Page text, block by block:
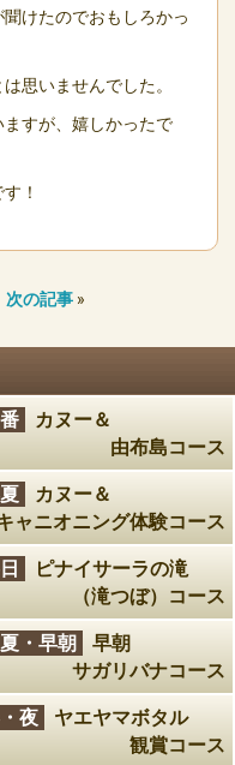
けたのでおもしろかっ
思いませんでした。
すが、嬉しかったで
！
次の記事 »
カヌー＆
由布島コース
カヌー＆
ャニオニング体験コース
ピナイサーラの滝
（滝つぼ）コース
・早朝
早朝
サガリバナコース
夜
ヤエヤマボタル
観賞コース